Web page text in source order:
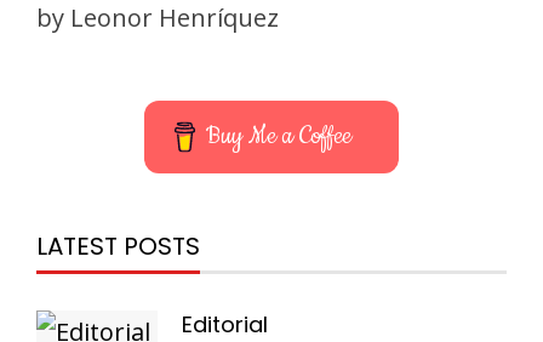
by Leonor Henríquez
Buy Me a Coffee
LATEST POSTS
Editorial